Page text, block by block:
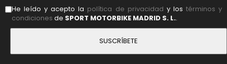
He leído y acepto la política de privacidad y lostérminos y
condiciones de SPORT MOTORBIKE MADRID S. L..